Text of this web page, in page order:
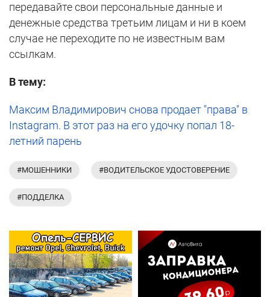
передавайте свои персональные данные и
денежные средства третьим лицам и ни в коем
случае не переходите по не известным вам
ссылкам.
В тему:
Максим Владимирович снова продает "права" в
Instagram. В этот раз на его удочку попал 18-
летний парень
#МОШЕННИКИ #ВОДИТЕЛЬСКОЕ УДОСТОВЕРЕНИЕ
#ПОДДЕЛКА